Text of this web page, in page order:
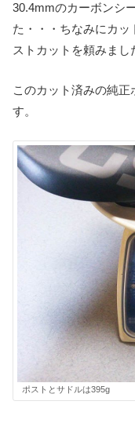
30.4mmのカーボンシ
た・・・ちなみにカ
ストカットを頼みまし
このカット済みの純
す。
ポストとサドルは395g